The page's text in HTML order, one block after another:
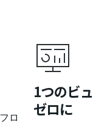
ロ
1つのビ
ゼロに